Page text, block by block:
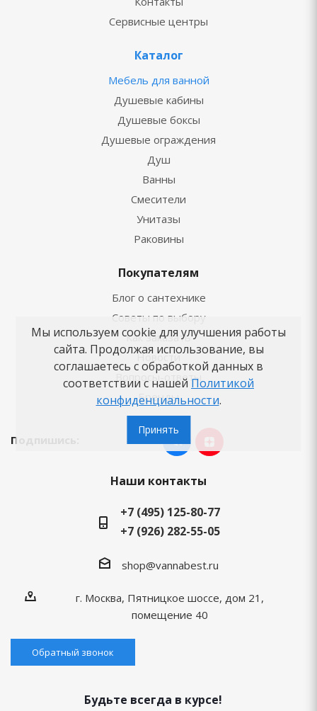
Сервисные центры
Каталог
Мебель для ванной
Душевые кабины
Душевые боксы
Душевые ограждения
Душ
Ванны
Смесители
Унитазы
Раковины
Покупателям
Блог о сантехнике
Советы по выбору
Как заказать
Новости
Вопросы-ответы
Бренды
Подпишись:
Наши контакты
+7 (495) 125-80-77
+7 (926) 282-55-05
shop@vannabest.ru
г. Москва, Пятницкое шоссе, дом 21,
помещение 40
Обратный звонок
Будьте всегда в курсе!
Мы используем cookie для улучшения работы
сайта. Продолжая использование, вы
соглашаетесь с обработкой данных в
соответствии с нашей Политикой
конфиденциальности.
Принять